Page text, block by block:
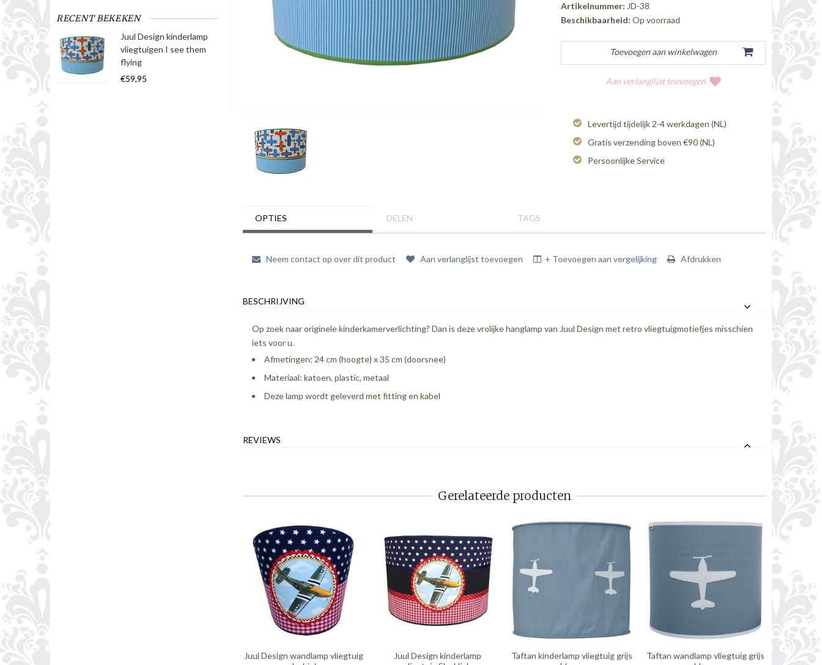
RECENT BEKEKEN
Juul Design kinderlamp
vliegtuigen I see them
flying
€59,95
Artikelnummer: JD-38
Beschikbaarheid: Op voorraad
Aan verlanglijst toevoegen
Levertijd tijdelijk 2-4 werkdagen (NL)
Gratis verzending boven €90 (NL)
Persoonlijke Service
OPTIES DELEN TAGS
Neem contact op over dit product Aan verlanglijst toevoegen + Toevoegen aan vergelijking Afdrukken
BESCHRIJVING
Op zoek naar originele kinderkamerverlichting? Dan is deze vrolijke hanglamp van Juul Design met retro vliegtuigmotiefjes misschien
iets voor u.
Afmetingen: 24 cm (hoogte) x 35 cm (doorsnee)
Materiaal: katoen, plastic, metaal
Deze lamp wordt geleverd met fitting en kabel
REVIEWS
Gerelateerde producten
Juul Design wandlamp vliegtuig
Juul Design kinderlamp
Taftan kinderlamp vliegtuig grijs
Taftan wandlamp vliegtuig grijs